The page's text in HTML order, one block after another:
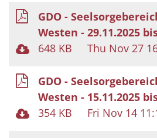
GDO -
Westen - 29.11.2025
648 KB
Thu Nov 27
GDO -
Westen - 15.11.2025
354 KB
Fri Nov 14